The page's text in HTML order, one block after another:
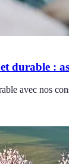
durable :
avec nos